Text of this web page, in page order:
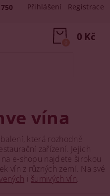
Přihlášení Registrace
0 Kč
0
vína
která rozhodně
zařízení. Jejich
e-shopu najdete širokou
vín z různých zemí. Na své
i šumivých vín